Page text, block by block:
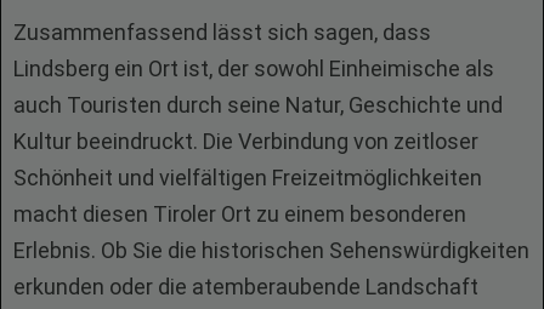
Zusammenfassend lässt sich sagen, dass
Lindsberg ein Ort ist, der sowohl Einheimische als
auch Touristen durch seine Natur, Geschichte und
Kultur beeindruckt. Die Verbindung von zeitloser
Schönheit und vielfältigen Freizeitmöglichkeiten
macht diesen Tiroler Ort zu einem besonderen
Erlebnis. Ob Sie die historischen Sehenswürdigkeiten
erkunden oder die atemberaubende Landschaft